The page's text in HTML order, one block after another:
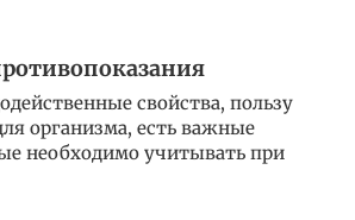
свойства, пользу
организма, есть важные
необходимо учитывать при